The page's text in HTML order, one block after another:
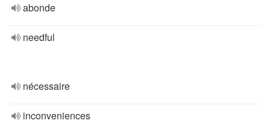
abonde
needful
nécessaire
inconveniences